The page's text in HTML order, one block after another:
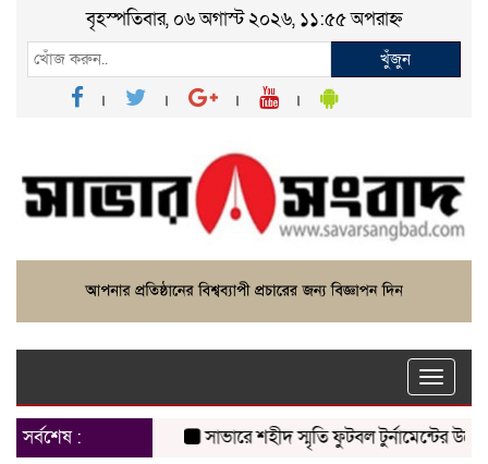
বৃহস্পতিবার, ০৬ অগাস্ট ২০২৬, ১১:৫৫ অপরাহ্ন
খুঁজুন
Toggle
সর্বশেষ :
সাভারে শহীদ স্মৃতি ফুটবল টুর্নামেন্টের উদ্বোধন